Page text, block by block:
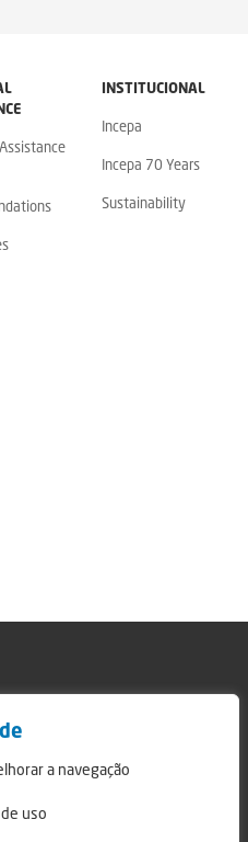
a navegação
uso
INSTITUCIONAL
Incepa
Incepa 70 Years
Sustainability
de Transparência Campo Largo
reserved. Developed by Nerdweb.